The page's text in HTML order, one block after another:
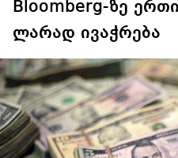
Bloomberg-ზე
ლარად ივაჭრება